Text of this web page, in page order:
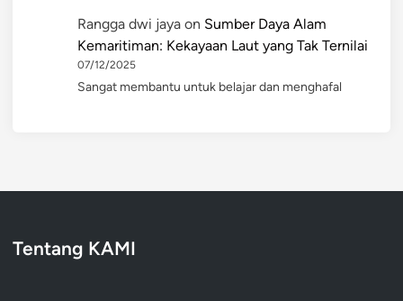
Rangga dwi jaya on Sumber Daya Alam
Kemaritiman: Kekayaan Laut yang Tak Ternilai
07/12/2025
Sangat membantu untuk belajar dan menghafal
Tentang KAMI